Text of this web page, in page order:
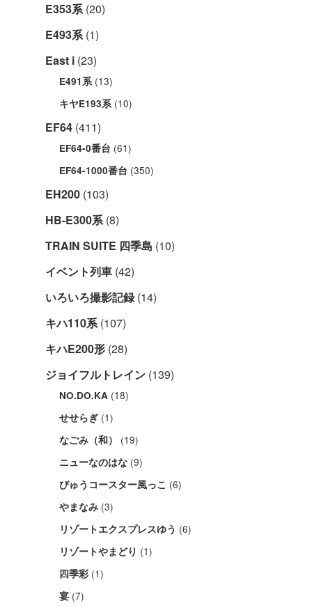
E353系(20)
E493系(1)
East i (23)
E491系(13)
キヤE193系(10)
EF64 (411)
EF64-0番台 (61)
EF64-1000番台 (350)
EH200 (103)
HB-E300系(8)
TRAIN SUITE 四季島 (10)
イベント列車 (42)
いろいろ撮影記録(14)
キハ110系(107)
キハE200形 (28)
ジョイフルトレイン (139)
NO.DO.KA (18)
せせらぎ (1)
なごみ（和） (19)
ニューなのはな (9)
びゅうコースター風っこ (6)
やまなみ (3)
リゾートエクスプレスゆう (6)
リゾートやまどり (1)
四季彩 (1)
宴 (7)